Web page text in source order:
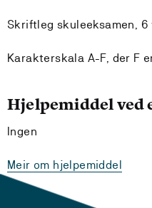
Skriftleg skuleeksamen, 6
Karakterskala A-F, der F
Hjelpemiddel ved
Ingen
Meir om hjelpemiddel